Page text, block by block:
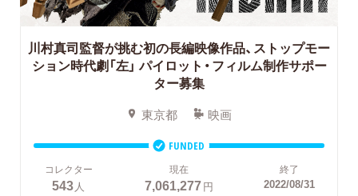
川村真司監督が挑む初の長編映像作品、ストップモー
ション時代劇「左」 パイロット・フィルム制作サポー
ター募集
東京都 映画
FUNDED
コレクター
543人
現在
7,061,277円
終了
2022/08/31